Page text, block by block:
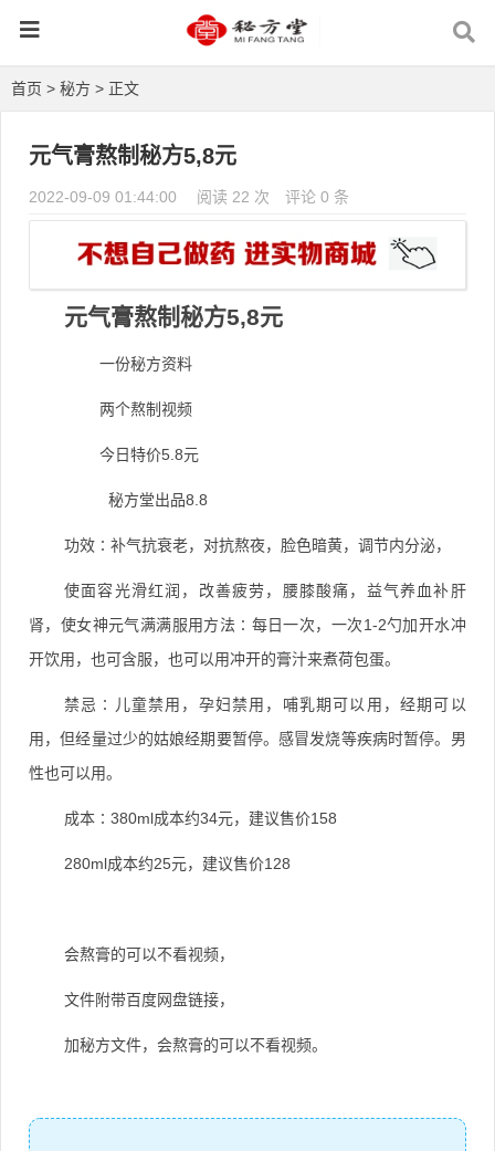
首页 > 秘方 > 正文
元气膏熬制秘方5,8元
2022-09-09 01:44:00 阅读 22 次 评论 0 条
元气膏熬制秘方5,8元
一份秘方资料
两个熬制视频
今日特价5.8元
秘方堂出品8.8
功效 ∶补气抗衰老，对抗熬夜，脸色暗黄，调节内分泌，
使面容光滑红润，改善疲劳，腰膝酸痛，益气养血补肝
肾，使女神元气满满服用方法 ∶每日一次，一次 1-2勺加开水冲
开饮用，也可含服，也可以用冲开的膏汁来煮荷包蛋。
禁忌 ∶儿童禁用，孕妇禁用，哺乳期可以用，经期可以
用，但经量过少的姑娘经期要暂停。感冒发烧等疾病时暂停。男
性也可以用。
成本 ∶ 380ml成本约34元，建议售价158
280ml成本约25元，建议售价128
会熬膏的可以不看视频，
文件附带百度网盘链接，
加秘方文件，会熬膏的可以不看视频。